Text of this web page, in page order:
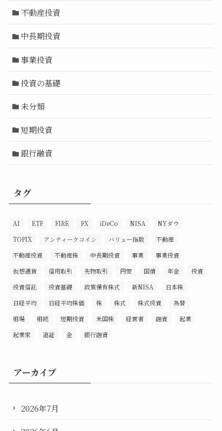
不動産投資
中長期投資
事業投資
投資の基礎
未分類
短期投資
銀行融資
タグ
AI ETF FIRE FX iDeCo NISA
NYダウ
TOPIX
アンティークコイン バリュー指数
不動産
不動産投資
不動産株 中長期投資 事業
事業投資
仮想通貨
信用取引 先物取引 円安 国債 年金
投資
投資信託
投資基礎 政策保有株式 新NISA
日本株
日経平均
日経平均株価 株 株式 株式投資
為替
相場
相続 短期投資 米国株 経営者 融資
起業
起業家
追証 金 銀行融資
アーカイブ
2026年7月